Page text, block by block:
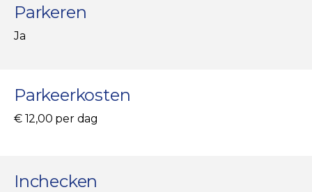
Parkeren
Ja
Parkeerkosten
€ 12,00 per dag
Inchecken